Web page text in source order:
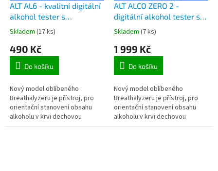
ALT AL6 - kvalitní digitální
alkohol tester s
elektrochemickým
senzorem, 5 náhubků
Skladem (17 ks)
490 Kč
Do košíku
Nový model oblíbeného
Breathalyzeru je přístroj, pro
orientační stanovení obsahu
alkoholu v krvi dechovou
zkouškou.
ALT ALCO ZERO 2 -
digitální alkohol tester s
elektrochemickým
senzorem
Skladem (7 ks)
1 999 Kč
Do košíku
Nový model oblíbeného
Breathalyzeru je přístroj, pro
orientační stanovení obsahu
alkoholu v krvi dechovou
zkouškou a je uložený v